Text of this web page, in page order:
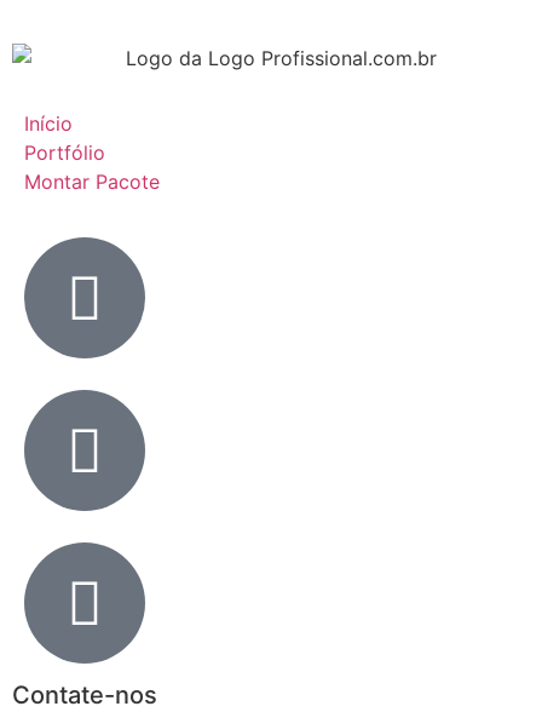
Início
Portfólio
Montar Pacote
Contate-nos